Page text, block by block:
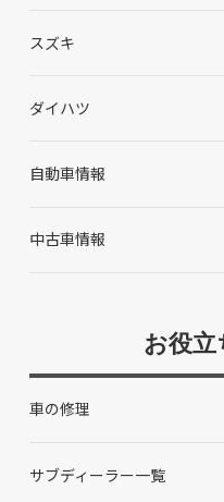
スズキ
ダイハツ
自動車情報
中古車情報
お役立
車の修理
サブディーラー一覧